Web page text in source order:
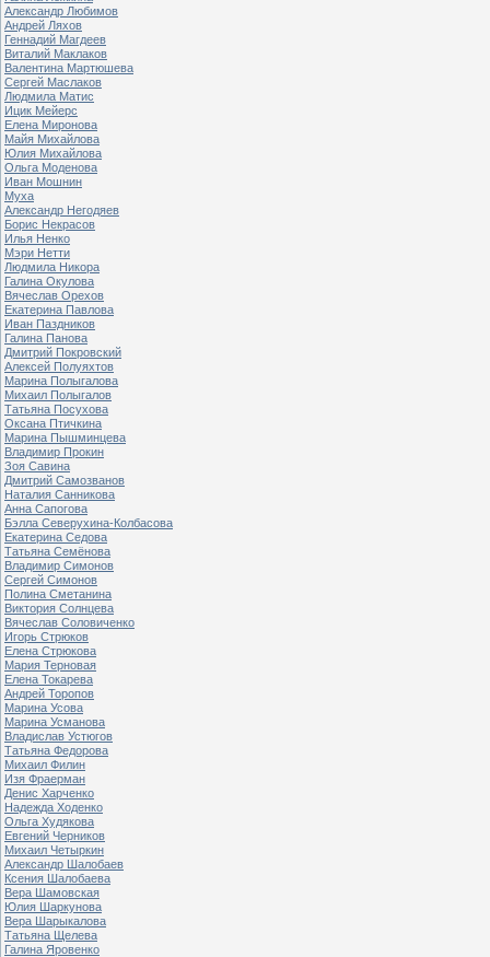
Александр Любимов
Андрей Ляхов
Геннадий Магдеев
Виталий Маклаков
Валентина Мартюшева
Сергей Маслаков
Людмила Матис
Ицик Мейерс
Елена Миронова
Майя Михайлова
Юлия Михайлова
Ольга Моденова
Иван Мошнин
Муха
Александр Негодяев
Борис Некрасов
Илья Ненко
Мэри Нетти
Людмила Никора
Галина Окулова
Вячеслав Орехов
Екатерина Павлова
Иван Паздников
Галина Панова
Дмитрий Покровский
Алексей Полуяхтов
Марина Полыгалова
Михаил Полыгалов
Татьяна Посухова
Оксана Птичкина
Марина Пышминцева
Владимир Прокин
Зоя Савина
Дмитрий Самозванов
Наталия Санникова
Анна Сапогова
Бэлла Северухина-Колбасова
Екатерина Седова
Татьяна Семёнова
Владимир Симонов
Сергей Симонов
Полина Сметанина
Виктория Солнцева
Вячеслав Соловиченко
Игорь Стрюков
Елена Стрюкова
Мария Терновая
Елена Токарева
Андрей Торопов
Марина Усова
Марина Усманова
Владислав Устюгов
Татьяна Федорова
Михаил Филин
Изя Фраерман
Денис Харченко
Надежда Ходенко
Ольга Худякова
Евгений Черников
Михаил Четыркин
Александр Шалобаев
Ксения Шалобаева
Вера Шамовская
Юлия Шаркунова
Вера Шарыкалова
Татьяна Щелева
Галина Яровенко